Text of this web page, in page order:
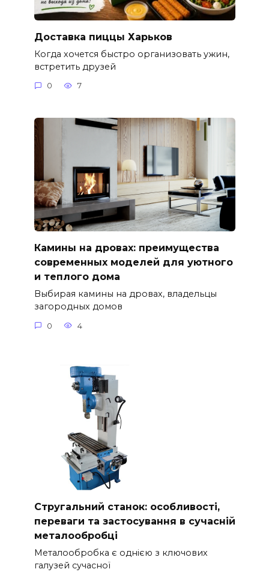
Доставка пиццы Харьков
Когда хочется быстро организовать ужин,
встретить друзей
0 7
Камины на дровах: преимущества
современных моделей для уютного
и теплого дома
Выбирая камины на дровах, владельцы
загородных домов
0 4
Стругальний станок: особливості,
переваги та застосування в сучасній
металообробці
Металообробка є однією з ключових
галузей сучасної